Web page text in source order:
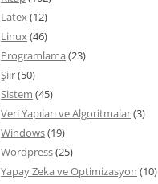
Latex(12)
Linux(46)
Programlama (23)
Şiir(50)
Sistem (45)
Veri Yapıları ve Algoritmalar(3)
Windows(19)
Wordpress(25)
Yapay Zeka ve Optimizasyon (10)